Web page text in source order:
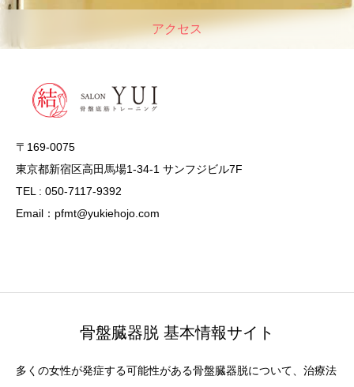
アクセス
〒169-0075
東京都新宿区高田馬場1-34-1 サンフジビル7F
TEL : 050-7117-9392
Email：pfmt@yukiehojo.com
骨盤臓器脱 基本情報サイト
多くの女性が発症する可能性がある骨盤臓器脱について、治療法